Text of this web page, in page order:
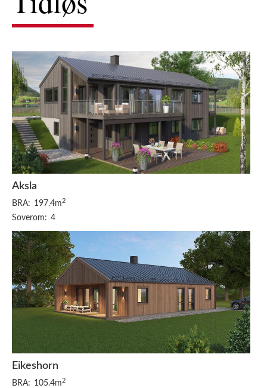
Aksla
BRA: 197.4m 2
Soverom: 4
Eikeshorn
BRA: 105.4m 2